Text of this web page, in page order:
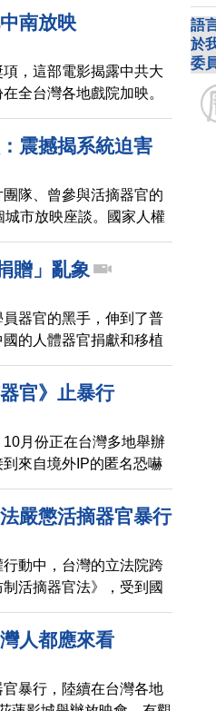
人民自由安全。
南放映
，這部電影揭露中共大
全台灣各地戲院加映。
灣北中南三地，舉辦映
民主燈塔能扮演角色、
震撼揭系統迫害
隊、曾參與活摘器官的
市放映座談。國家人權
的迫害。
贈」亂象
器官的黑手，伸到了普
的人體器官捐獻和移植
官》止暴行
月份正在台灣多地舉辦
來自境外IP的匿名恐嚇
。而後續台灣跨黨派人
器官暴行。
嚴懲活摘器官暴行
動中，台灣的立法院跨
活摘器官法》，受到國
今天（7日）跨黨派通過
活摘器官之世界宣言》
人都應來看
暴行，陸續在台灣各地
語
於
委